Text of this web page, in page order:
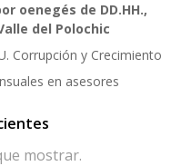
oenegés de DD.HH.,
del Polochic
Corrupción y Crecimiento
en asesores
mostrar.